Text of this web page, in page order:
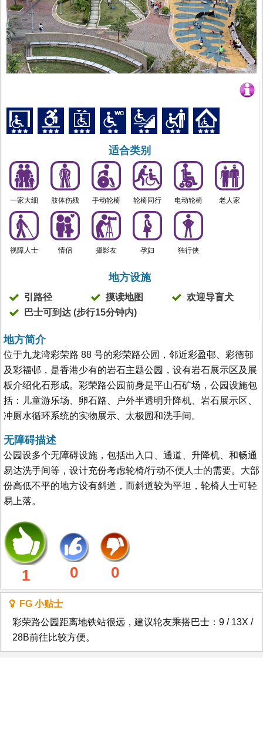
适合类别
一家大细 肢体伤残 手动轮椅 轮椅同行 电动轮椅 老人家
视障人士 情侣 摄影友 孕妇 独行侠
地方设施
引路径 摸读地图
欢迎导盲犬
巴士可到达 (步行15分钟内)
地方简介
位于九龙湾彩荣路 88 号的彩荣路公园，邻近彩盈邨、彩德邨
及彩福邨，是香港少有的岩石主题公园，设有岩石展示区及展
板介绍化石形成。彩荣路公园前身是平山石矿场，公园设施包
括：儿童游乐场、卵石路、户外半透明升降机、岩石展示区、
冲厕水循环系统的实物展示、太极园和洗手间。
无障碍描述
公园设多个无障碍设施，包括出入口、通道、升降机、和畅通
易达洗手间等，设计充份考虑轮椅/行动不便人士的需要。大部
份高低不平的地方设有斜道，而斜道较为平坦，轮椅人士可轻
易上落。
1 0 0
FG 小贴士
彩荣路公园距离地铁站很远，建议轮友乘搭巴士：9 / 13X /
28B前往比较方便。